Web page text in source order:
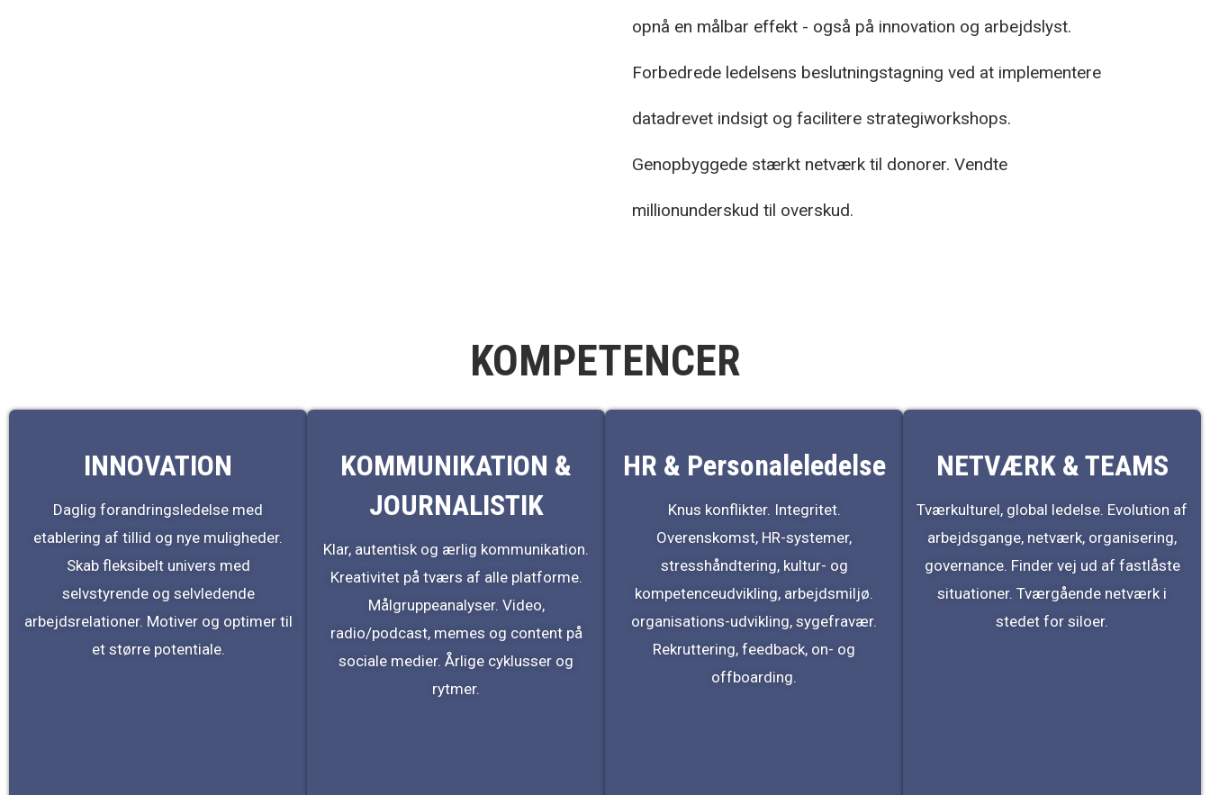
opnå en målbar effekt - også på innovation og arbejdslyst.
Forbedrede ledelsens beslutningstagning ved at implementere
datadrevet indsigt og facilitere strategiworkshops.
Genopbyggede stærkt netværk til donorer. Vendte
millionunderskud til overskud.
KOMPETENCER
INNOVATION
Daglig forandringsledelse med
etablering af tillid og nye muligheder.
Skab fleksibelt univers med
selvstyrende og selvledende
arbejdsrelationer. Motiver og optimer til
et større potentiale.
KOMMUNIKATION &
JOURNALISTIK
Klar, autentisk og ærlig kommunikation.
Kreativitet på tværs af alle platforme.
Målgruppeanalyser. Video,
radio/podcast, memes og content på
sociale medier. Årlige cyklusser og
rytmer.
HR & Personaleledelse
Knus konflikter. Integritet.
Overenskomst, HR-systemer,
stresshåndtering, kultur- og
kompetenceudvikling, arbejdsmiljø.
organisations-udvikling, sygefravær.
Rekruttering, feedback, on- og
offboarding.
NETVÆRK & TEAMS
Tværkulturel, global ledelse. Evolution af
arbejdsgange, netværk, organisering,
governance. Finder vej ud af fastlåste
situationer. Tværgående netværk i
stedet for siloer.